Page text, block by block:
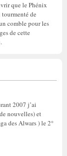
que le Phénix
de
comble pour les
de cette
2007 j’ai
nouvelles) et
des Alwars ) le 2°